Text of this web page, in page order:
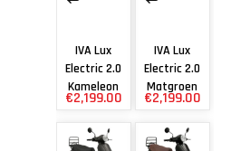
IVA Lux
Electric 2.0
Kameleon
€2,199.00
IVA Lux
Electric 2.0
Matgroen
€2,199.00